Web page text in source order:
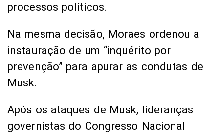
processos políticos.
Na mesma decisão, Moraes ordenou a
instauração de um “inquérito por
prevenção” para apurar as condutas de
Musk.
Após os ataques de Musk, lideranças
governistas do Congresso Nacional